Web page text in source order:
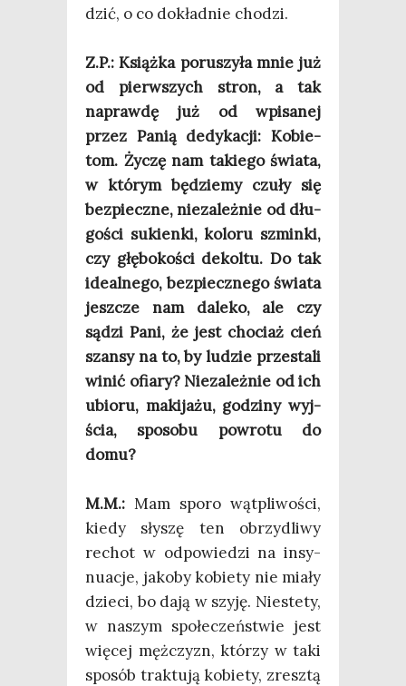
dzić, o co dokład­nie cho­dzi.
Z.P.: Książ­ka poru­szy­ła mnie już
od pierw­szych stron, a tak
napraw­dę już od wpi­sa­nej
przez Panią dedy­ka­cji: Kobie­
tom. Życzę nam takie­go świa­ta,
w któ­rym będzie­my czu­ły się
bez­piecz­ne, nie­za­leż­nie od dłu­
go­ści sukien­ki, kolo­ru szmin­ki,
czy głę­bo­ko­ści dekol­tu. Do tak
ide­al­ne­go, bez­piecz­ne­go świa­ta
jesz­cze nam dale­ko, ale czy
sądzi Pani, że jest cho­ciaż cień
szan­sy na to, by ludzie prze­sta­li
winić ofia­ry? Nie­za­leż­nie od ich
ubio­ru, maki­ja­żu, godzi­ny wyj­
ścia, spo­so­bu powro­tu do
domu?
M.M.: Mam spo­ro wąt­pli­wo­ści,
kie­dy sły­szę ten obrzy­dli­wy
rechot w odpo­wie­dzi na insy­
nu­acje, jako­by kobie­ty nie mia­ły
dzie­ci, bo dają w szy­ję. Nie­ste­ty,
w naszym spo­łe­czeń­stwie jest
wię­cej męż­czyzn, któ­rzy w taki
spo­sób trak­tu­ją kobie­ty, zresz­tą